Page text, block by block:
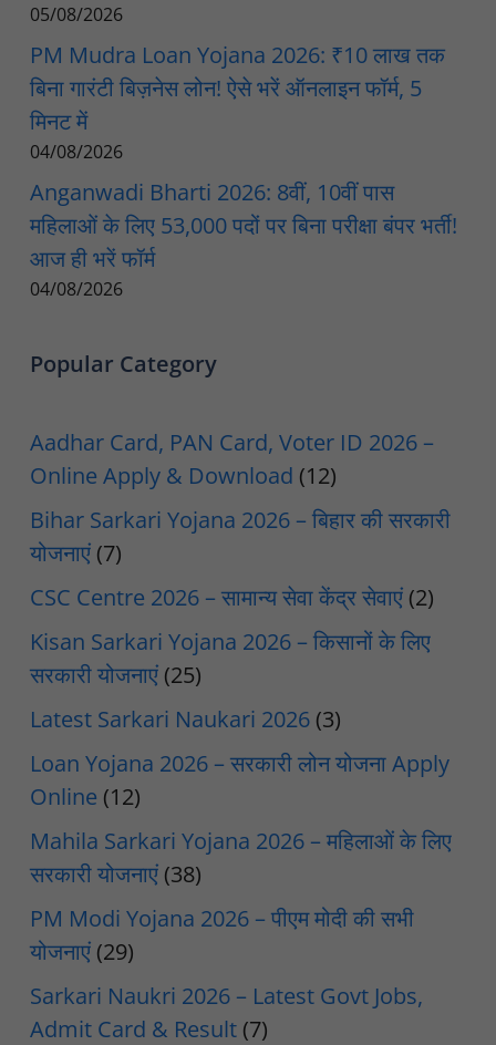
05/08/2026
PM Mudra Loan Yojana 2026: ₹10 लाख तक
बिना गारंटी बिज़नेस लोन! ऐसे भरें ऑनलाइन फॉर्म, 5
मिनट में
04/08/2026
Anganwadi Bharti 2026: 8वीं, 10वीं पास
महिलाओं के लिए 53,000 पदों पर बिना परीक्षा बंपर भर्ती!
आज ही भरें फॉर्म
04/08/2026
Popular Category
Aadhar Card, PAN Card, Voter ID 2026 –
Online Apply & Download (12)
Bihar Sarkari Yojana 2026 – बिहार की सरकारी
योजनाएं (7)
CSC Centre 2026 – सामान्य सेवा केंद्र सेवाएं (2)
Kisan Sarkari Yojana 2026 – किसानों के लिए
सरकारी योजनाएं (25)
Latest Sarkari Naukari 2026 (3)
Loan Yojana 2026 – सरकारी लोन योजना Apply
Online (12)
Mahila Sarkari Yojana 2026 – महिलाओं के लिए
सरकारी योजनाएं (38)
PM Modi Yojana 2026 – पीएम मोदी की सभी
योजनाएं (29)
Sarkari Naukri 2026 – Latest Govt Jobs,
Admit Card & Result (7)